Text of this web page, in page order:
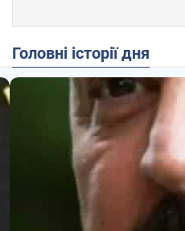
Головні історії дня